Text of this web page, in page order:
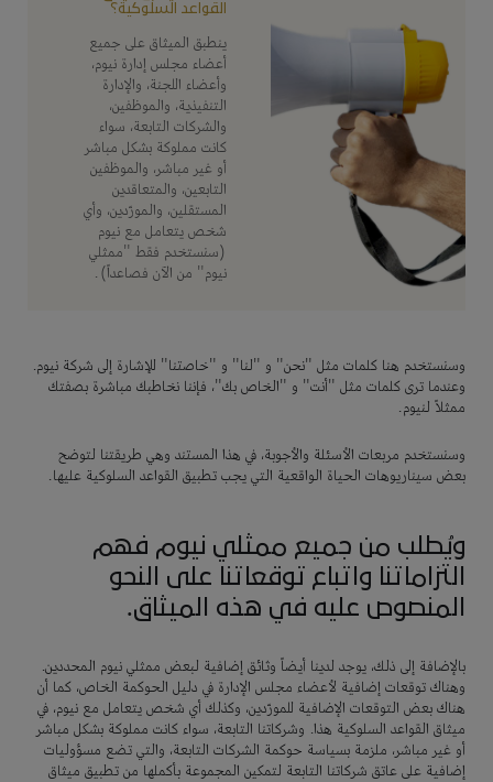
القواعد السلوكية؟
ينطبق الميثاق على جميع
أعضاء مجلس إدارة نيوم،
وأعضاء اللجنة، والإدارة
التنفيذية، والموظفين،
والشركات التابعة، سواء
كانت مملوكة بشكل مباشر
أو غير مباشر، والموظفين
التابعين، والمتعاقدين
المستقلين، والمورّدين، وأي
شخص يتعامل مع نيوم
(سنستخدم فقط "ممثلي
نيوم" من الآن فصاعداً).
وسنستخدم هنا كلمات مثل "نحن" و "لنا" و "خاصتنا" للإشارة إلى شركة نيوم.
وعندما ترى كلمات مثل "أنت" و "الخاص بك"، فإننا نخاطبك مباشرة بصفتك
ممثلاً لنيوم.
وسنستخدم مربعات الأسئلة والأجوبة، في هذا المستند وهي طريقتنا لتوضح
بعض سيناريوهات الحياة الواقعية التي يجب تطبيق القواعد السلوكية عليها.
ويُطلب من جميع ممثلي نيوم فهم
التزاماتنا واتباع توقعاتنا على النحو
المنصوص عليه في هذه الميثاق.
بالإضافة إلى ذلك، يوجد لدينا أيضاً وثائق إضافية لبعض ممثلي نيوم المحددين.
وهناك توقعات إضافية لأعضاء مجلس الإدارة في دليل الحوكمة الخاص، كما أن
هناك بعض التوقعات الإضافية للمورّدين، وكذلك أي شخص يتعامل مع نيوم، في
ميثاق القواعد السلوكية هذا. وشركاتنا التابعة، سواء كانت مملوكة بشكل مباشر
أو غير مباشر، ملزمة بسياسة حوكمة الشركات التابعة، والتي تضع مسؤوليات
إضافية على عاتق شركاتنا التابعة لتمكين المجموعة بأكملها من تطبيق ميثاق